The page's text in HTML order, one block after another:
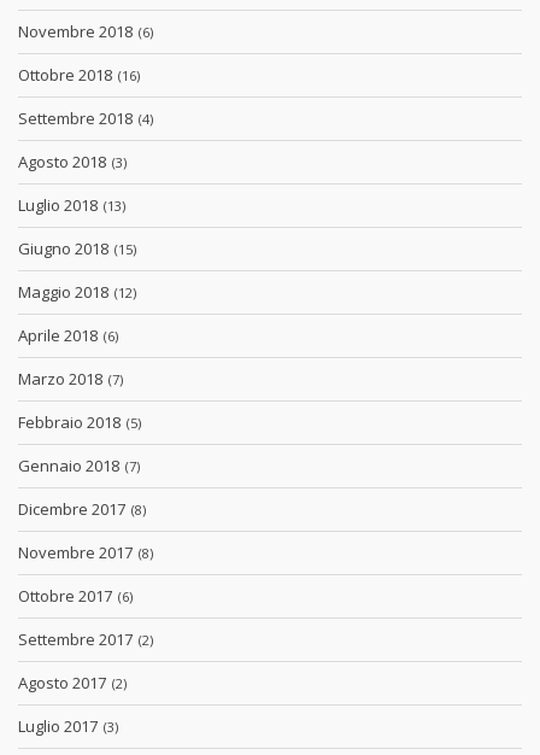
Novembre 2018 (6)
Ottobre 2018 (16)
Settembre 2018 (4)
Agosto 2018 (3)
Luglio 2018 (13)
Giugno 2018 (15)
Maggio 2018 (12)
Aprile 2018 (6)
Marzo 2018 (7)
Febbraio 2018 (5)
Gennaio 2018 (7)
Dicembre 2017 (8)
Novembre 2017 (8)
Ottobre 2017 (6)
Settembre 2017 (2)
Agosto 2017 (2)
Luglio 2017 (3)